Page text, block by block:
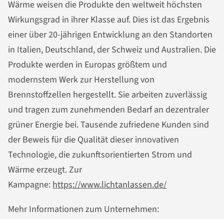
Wärme weisen die Produkte den weltweit höchsten
Wirkungsgrad in ihrer Klasse auf. Dies ist das Ergebnis
einer über 20-jährigen Entwicklung an den Standorten
in Italien, Deutschland, der Schweiz und Australien. Die
Produkte werden in Europas größtem und
modernstem Werk zur Herstellung von
Brennstoffzellen hergestellt. Sie arbeiten zuverlässig
und tragen zum zunehmenden Bedarf an dezentraler
grüner Energie bei. Tausende zufriedene Kunden sind
der Beweis für die Qualität dieser innovativen
Technologie, die zukunftsorientierten Strom und
Wärme erzeugt. Zur
Kampagne: https://www.lichtanlassen.de/
Mehr Informationen zum Unternehmen: